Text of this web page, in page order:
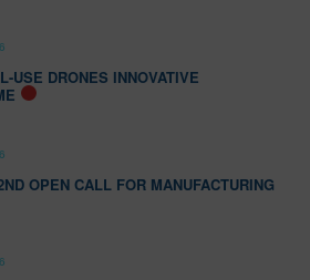
USE DRONES INNOVATIVE
OPEN CALL FOR MANUFACTURING